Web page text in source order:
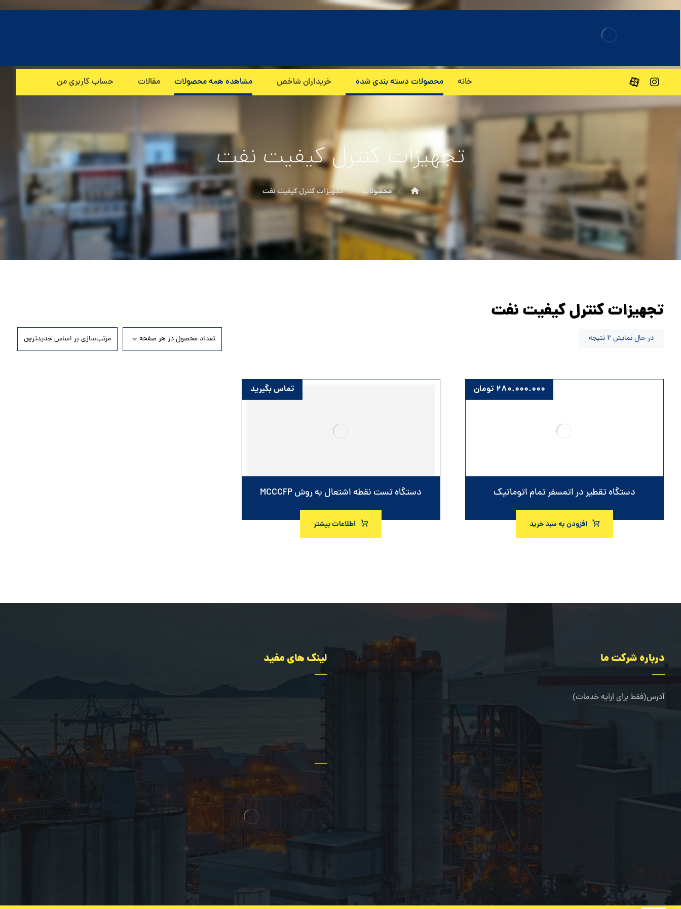
خانه محصولات دسته بندی شده خریداران شاخص مشاهده همه محصولات مقالات حساب کاربری من
تجهیزات کنترل کیفیت نفت
محصولات تجهیزات کنترل کیفیت نفت
تجهیزات کنترل کیفیت نفت
در حال نمایش 2 نتیجه
دستگاه تقطیر در اتمسفر تمام اتوماتیک
۲۸۰.۰۰۰.۰۰۰ تومان
افزودن به سبد خرید
دستگاه تست نقطه اشتعال به روش MCCCFP
تماس بگیرید
اطلاعات بیشتر
درباره شرکت ما
آدرس(فقط برای ارایه خدمات)
کرج-طالقانی شمالی-خیابان مرجان-جنب کلینیک دندانپزشکی خانواده
09109216080
لینک های مفید
درباره ما
تماس با ما